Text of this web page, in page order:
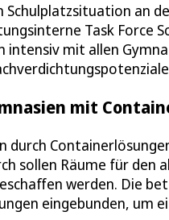
Schulplatzsituation an
Task Force
intensiv mit allen
mit
durch
sollen Räume für
werden. Die
eingebunden,